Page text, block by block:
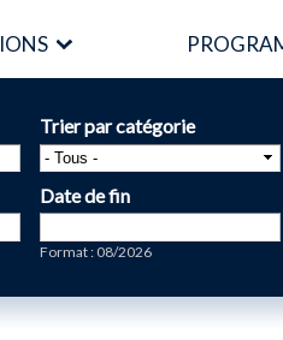
Trier par catégorie
Date de fin
Format : 08/2026